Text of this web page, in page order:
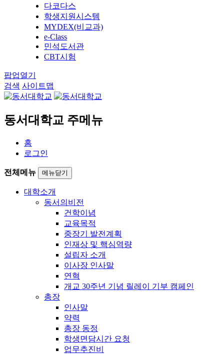
다코다스
학생지원시스템
MYDEX(비교과)
e-Class
민석도서관
CBT시험
팝업열기
검색 사이트맵
동서대학교 주메뉴
홈
로그인
전체메뉴 메뉴닫기
대학소개
동서의비전
건학이념
교육목적
중장기 발전계획
인재상 및 핵심역량
설립자 소개
이사장 인사말
연혁
개교 30주년 기념 릴레이 기부 캠페인
총장
인사말
약력
총장 동정
학생면담시간 요청
업무추진비